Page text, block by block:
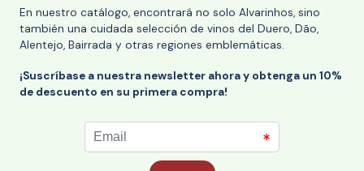
En nuestro catálogo, encontrará no solo Alvarinhos, sino
también una cuidada selección de vinos del Duero, Dão,
Alentejo, Bairrada y otras regiones emblemáticas.
¡Suscríbase a nuestra newsletter ahora y obtenga un 10%
de descuento en su primera compra!